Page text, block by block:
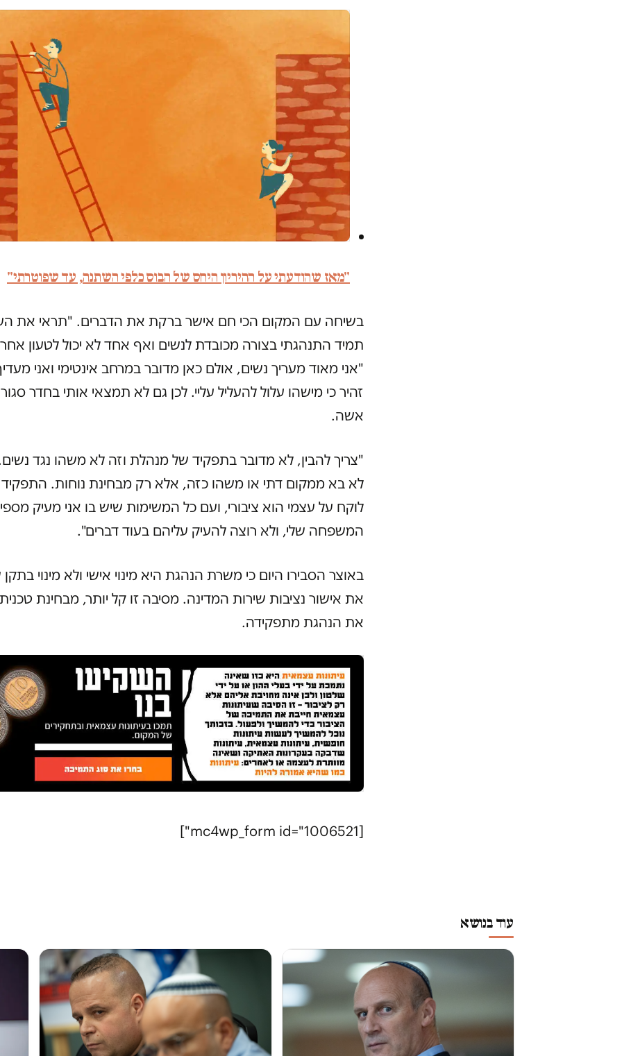
"מאז שהודעתי על ההיריון היחס של הבוס כלפי השתנה, עד שפוטרתי"
בשיחה עם המקום הכי חם אישר ברקת את הדברים. "תראי את
תמיד התנהגתי בצורה מכובדת לנשים ואף אחד לא יכול לטעון
"אני מאוד מעריך נשים, אולם כאן מדובר במרחב אינטימי ואני
זהיר כי מישהו עלול להעליל עליי. לכן גם לא תמצאי אותי בחדר
אשה.
"צריך להבין, לא מדובר בתפקיד של מנהלת וזה לא משהו נגד
לא בא ממקום דתי או משהו כזה, אלא רק מבחינת נוחות.
לוקח על עצמי הוא ציבורי, ועם כל המשימות שיש בו אני מעיק
המשפחה שלי, ולא רוצה להעיק עליהם בעוד דברים".
באוצר הסבירו היום כי משרת הנהגת היא מינוי אישי ולא מינוי
את אישור נציבות שירות המדינה. מסיבה זו קל יותר, מבחינת
את הנהגת מתפקידה.
[mc4wp_form id="1006521"]
עוד בנושא